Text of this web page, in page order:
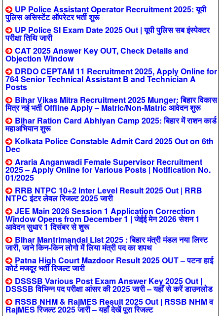
UP Police Assistant Operator Recruitment 2025: यूपी
पुलिस असिस्टेंट ऑपरेटर भर्ती शुरू
UP Police SI Exam Date 2025 Out | यूपी पुलिस सब इंस्पेक्टर
परीक्षा तिथि जारी
CAT 2025 Answer Key OUT, Check Details and
Objection Window
DRDO CEPTAM 11 Recruitment 2025, Apply Online for
764 Senior Technical Assistant B and Technician A
Posts
Bihar Vikas Mitra Recruitment 2025 Munger: बिहार विकास
मित्र नई भर्ती Offline Apply – Matric/Non-Matric आवेदन शुरू
Bihar Ration Card Abhiyan Camp 2025: बिहार में राशन कार्ड
महाअभियान शुरू
Kolkata Police Constable Admit Card 2025 Out on 6th
Dec
Araria Anganwadi Female Supervisor Recruitment
2025 – Apply Online for Various Posts | Notification No.
01/2025
RRB NTPC 10+2 Inter Level Result 2025 Out | RRB
NTPC इंटर लेवल रिजल्ट 2025 जारी
JEE Main 2026 Session 1 Application Correction
Window Opens from December 1 | जेईई मेन 2026 सेशन 1
आवेदन सुधार 1 दिसंबर से शुरू
Bihar Mantrimandal List 2025 : बिहार मंत्री मंडल नया लिस्ट
जारी, जाने किन-किन लोगो में लिया मंत्री पद का शपथ
Patna High Court Mazdoor Result 2025 OUT – पटना हाई
कोर्ट मजदूर भर्ती रिजल्ट जारी
DSSSB Various Post Exam Answer Key 2025 Out |
DSSSB विभिन्न पद परीक्षा आंसर की 2025 जारी – यहाँ से करें डाउनलोड
RSSB NHM & RajMES Result 2025 Out | RSSB NHM व
RajMES रिजल्ट 2025 जारी – यहाँ देखें पूरा रिजल्ट